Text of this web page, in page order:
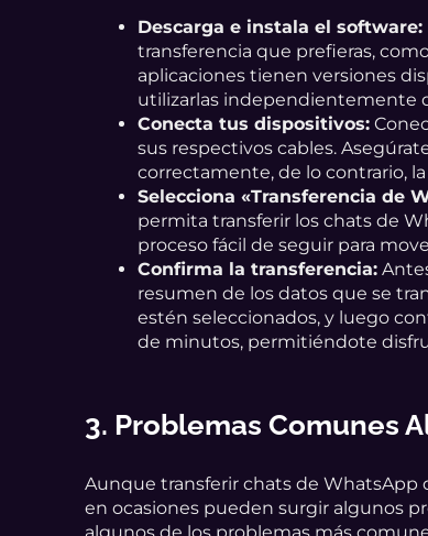
Descarga e instala el software:
transferencia que prefieras,
aplicaciones tienen versiones
utilizarlas independientemente
Conecta tus dispositivos:
sus respectivos cables.
correctamente, de lo contrario,
Selecciona «Transferencia de
permita transferir los chats de
proceso fácil de seguir para
Confirma la transferencia:
resumen de los datos que se
estén seleccionados, y luego
de minutos, permitiéndote
3. Problemas Comunes
Aunque transferir chats de WhatsApp
en ocasiones pueden surgir algunos